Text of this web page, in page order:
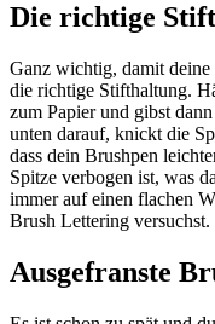
Die richtige
Ganz wichtig, damit deine
die richtige Stifthaltung.
zum Papier und gibst
unten darauf, knickt die
dass dein Brushpen
Spitze verbogen ist, was
immer auf einen flachen
Brush Lettering versuchst.
Ausgefranste